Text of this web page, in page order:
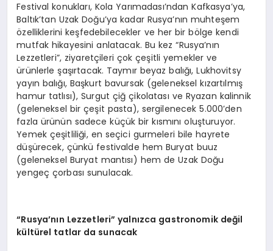
Festival konukları, Kola Yarımadası’ndan Kafkasya’ya,
Baltık’tan Uzak Doğu’ya kadar Rusya’nın muhteşem
özelliklerini keşfedebilecekler ve her bir bölge kendi
mutfak hikayesini anlatacak. Bu kez “Rusya’nın
Lezzetleri”, ziyaretçileri çok çeşitli yemekler ve
ürünlerle şaşırtacak. Taymır beyaz balığı, Lukhovitsy
yayın balığı, Başkurt bavursak (geleneksel kızartılmış
hamur tatlısı), Surgut çiğ çikolatası ve Ryazan kalinnik
(geleneksel bir çeşit pasta), sergilenecek 5.000’den
fazla ürünün sadece küçük bir kısmını oluşturuyor.
Yemek çeşitliliği, en seçici gurmeleri bile hayrete
düşürecek, çünkü festivalde hem Buryat buuz
(geleneksel Buryat mantısı) hem de Uzak Doğu
yengeç çorbası sunulacak.
“Rusya’nın Lezzetleri” yalnızca gastronomik değil
kültürel tatlar da sunacak